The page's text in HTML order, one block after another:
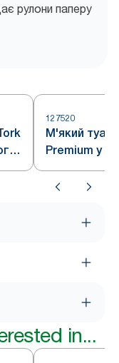
рулони паперу
127520
М'який
Premium у
розміру
in...